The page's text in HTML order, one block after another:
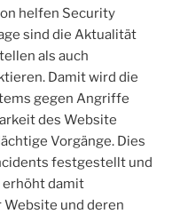
helfen Security
sind die Aktualität
als auch
Damit wird die
gegen Angriffe
des Website
Vorgänge. Dies
festgestellt und
erhöht damit
und deren